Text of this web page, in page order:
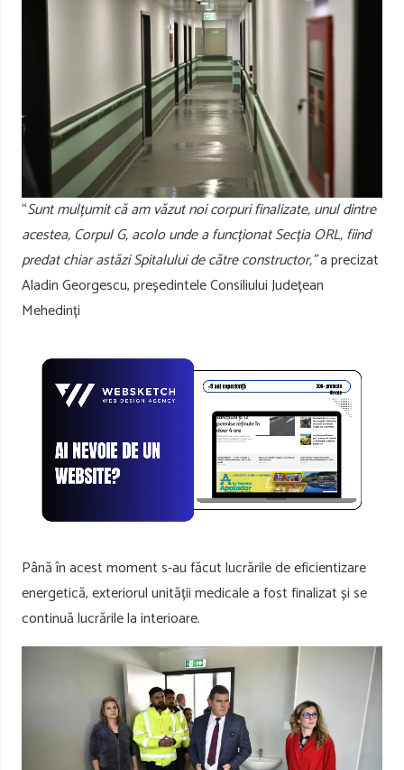
“Sunt mulțumit că am văzut noi corpuri finalizate, unul dintre
acestea, Corpul G, acolo unde a funcționat Secția ORL, fiind
predat chiar astăzi Spitalului de către constructor,”a precizat
Aladin Georgescu, președintele Consiliului Județean
Mehedinți
Până în acest moment s-au făcut lucrările de eficientizare
energetică, exteriorul unității medicale a fost finalizat și se
continuă lucrările la interioare.